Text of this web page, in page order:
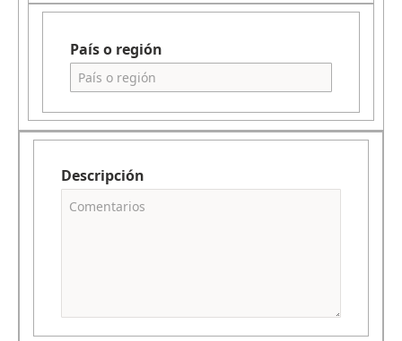
País o región
Descripción